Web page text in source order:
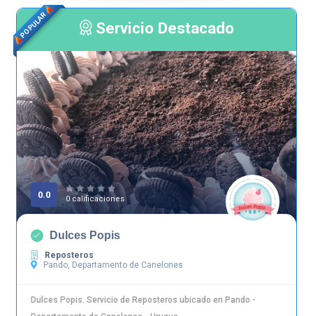
POPULAR Servicio Destacado
0.0 0 calificaciones
Dulces Popis
Reposteros
Pando, Departamento de Canelones
Dulces Popis. Servicio de Reposteros ubicado en Pando -